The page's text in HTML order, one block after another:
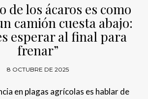
de los ácaros es como
camión cuesta abajo:
esperar al final para
frenar”
8 OCTUBRE DE 2025
en plagas agrícolas es hablar de